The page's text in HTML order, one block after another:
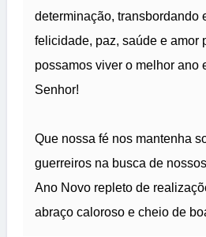
determinação, transbordando
felicidade, paz, saúde e amor
possamos viver o melhor ano
Senhor!
Que nossa fé nos mantenha
guerreiros na busca de
Ano Novo repleto de
abraço caloroso e cheio de